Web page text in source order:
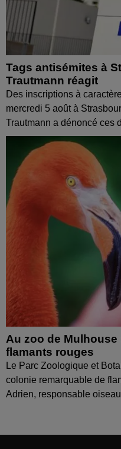
Tags antisémites à
Trautmann réagit
Des inscriptions à
mercredi 5 août à
Trautmann a dénoncé ces
Au zoo de
flamants rouges
Le Parc Zoologique et
colonie remarquable de
Adrien, responsable